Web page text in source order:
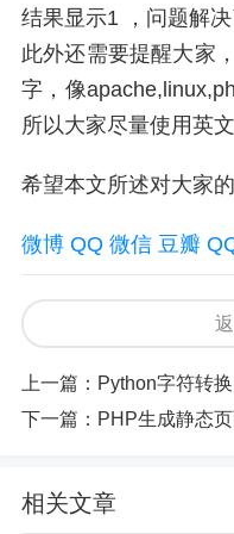
结果显示1 ，问题解决
此外还需要提醒大家
字，像
所以大家尽量使用英文
希望本文所述对大家
微博 QQ 微信 豆瓣
上一篇： Python字符转换
下一篇： PHP生成静态
相关文章